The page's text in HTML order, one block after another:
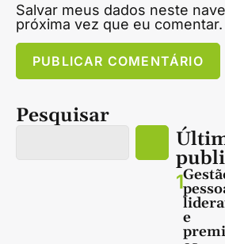
Salvar meus dados neste
próxima vez que eu comentar.
Pesquisar
1
e